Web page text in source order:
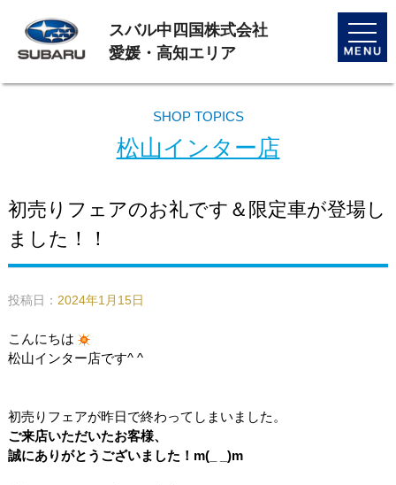
toggle
スバル中四国株式会社
愛媛・高知エリア
SHOP TOPICS
松山インター店
初売りフェアのお礼です＆限定車が登場し
ました！！
投稿日： 2024年1月15日
こんにちは
松山インター店です^ ^
初売りフェアが昨日で終わってしまいました。
ご来店いただいたお客様、
誠にありがとうございました！m(_ _)m